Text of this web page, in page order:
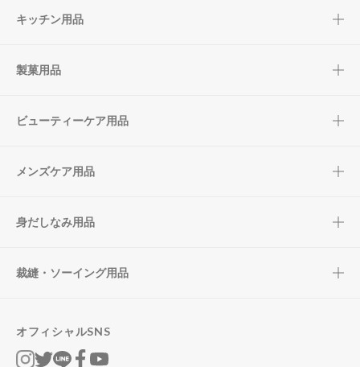
キッチン用品
製菓用品
ビューティーケア用品
メンズケア用品
身だしなみ用品
裁縫・ソーイング用品
オフィシャルSNS